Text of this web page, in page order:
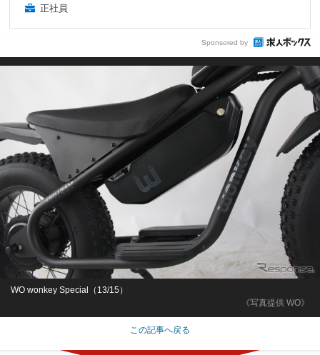
正社員
Sponsored by
《写真提供 WO》
WO wonkey Special（13/15）
この記事へ戻る